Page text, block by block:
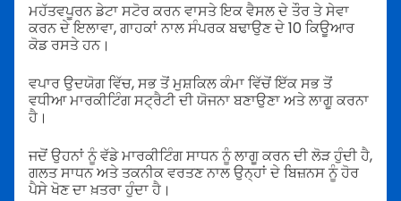
ਮਹੱਤਵਪੂਰਨ ਡੇਟਾ ਸਟੋਰ ਕਰਨ ਵਾਸਤੇ ਇਕ ਵੈਸਲ ਦੇ ਤੌਰ ਤੇ ਸੇਵਾ
ਕਰਨ ਦੇ ਇਲਾਵਾ, ਗਾਹਕਾਂ ਨਾਲ ਸੰਪਰਕ ਬਢਾਉਣ ਦੇ 10 ਕਿਊਆਰ
ਕੋਡ ਰਸਤੇ ਹਨ।
ਵਪਾਰ ਉਦਯੋਗ ਵਿੱਚ, ਸਭ ਤੋਂ ਮੁਸ਼ਕਿਲ ਕੰਮਾ ਵਿੱਚੋਂ ਇੱਕ ਸਭ ਤੋਂ
ਵਧੀਆ ਮਾਰਕੀਟਿੰਗ ਸਟ੍ਰੈਟੀ ਦੀ ਯੋਜਨਾ ਬਣਾਉਣਾ ਅਤੇ ਲਾਗੂ ਕਰਨਾ
ਹੈ।
ਜਦੋਂ ਉਹਨਾਂ ਨੂੰ ਵੱਡੇ ਮਾਰਕੀਟਿੰਗ ਸਾਧਨ ਨੂੰ ਲਾਗੂ ਕਰਨ ਦੀ ਲੋੜ ਹੁੰਦੀ ਹੈ,
ਗਲਤ ਸਾਧਨ ਅਤੇ ਤਕਨੀਕ ਵਰਤਣ ਨਾਲ ਉਨ੍ਹਾਂ ਦੇ ਬਿਜ਼ਨਸ ਨੂੰ ਹੋਰ
ਪੈਸੇ ਖੋਣ ਦਾ ਖ਼ਤਰਾ ਹੁੰਦਾ ਹੈ।